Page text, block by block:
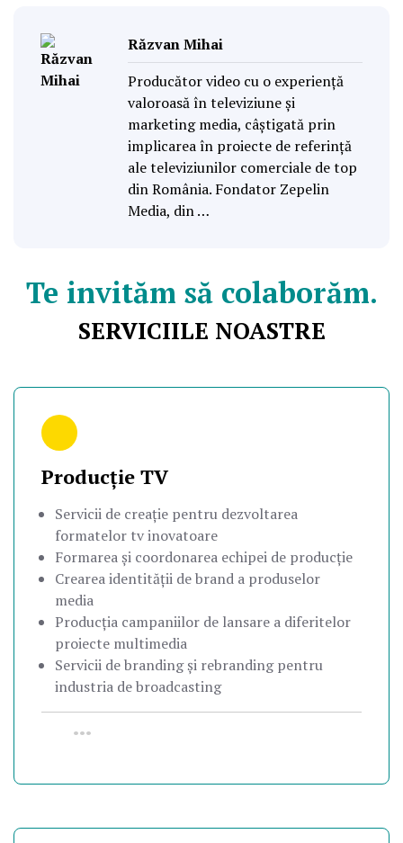
Răzvan Mihai
Producător video cu o experiență
valoroasă în televiziune și
marketing media, câștigată prin
implicarea în proiecte de referință
ale televiziunilor comerciale de top
din România. Fondator Zepelin
Media, din …
Te invităm să colaborăm.
SERVICIILE NOASTRE
Producție TV
Servicii de creație pentru dezvoltarea
formatelor tv inovatoare
Formarea și coordonarea echipei de producție
Crearea identității de brand a produselor
media
Producția campaniilor de lansare a diferitelor
proiecte multimedia
Servicii de branding și rebranding pentru
industria de broadcasting
•••